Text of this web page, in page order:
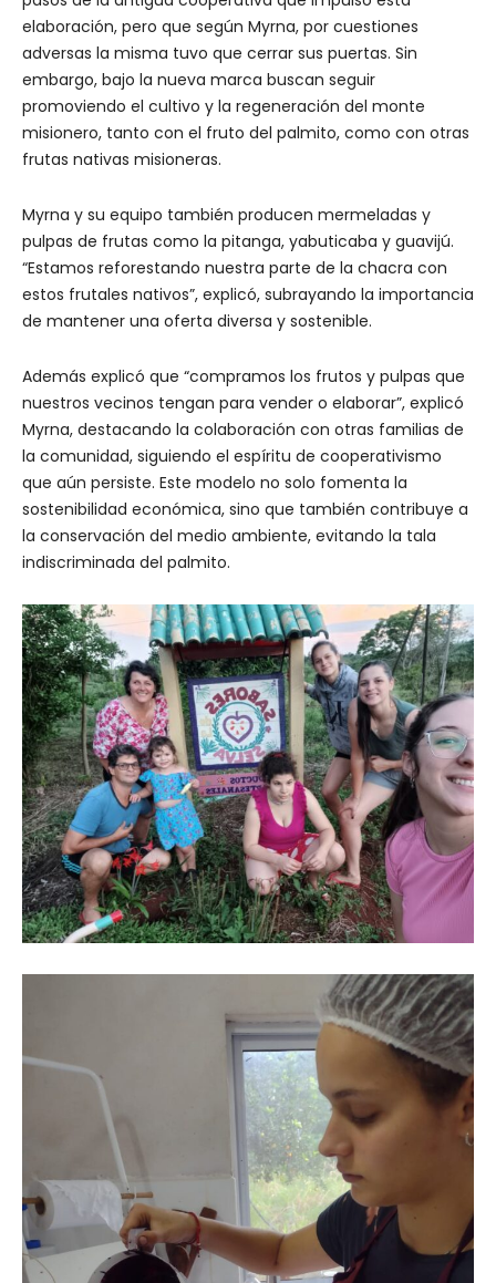
elaboración, pero que según Myrna, por cuestiones
adversas la misma tuvo que cerrar sus puertas. Sin
embargo, bajo la nueva marca buscan seguir
promoviendo el cultivo y la regeneración del monte
misionero, tanto con el fruto del palmito, como con otras
frutas nativas misioneras.
Myrna y su equipo también producen mermeladas y
pulpas de frutas como la pitanga, yabuticaba y guavijú.
“Estamos reforestando nuestra parte de la chacra con
estos frutales nativos”, explicó, subrayando la importancia
de mantener una oferta diversa y sostenible.
Además explicó que “compramos los frutos y pulpas que
nuestros vecinos tengan para vender o elaborar”, explicó
Myrna, destacando la colaboración con otras familias de
la comunidad, siguiendo el espíritu de cooperativismo
que aún persiste. Este modelo no solo fomenta la
sostenibilidad económica, sino que también contribuye a
la conservación del medio ambiente, evitando la tala
indiscriminada del palmito.